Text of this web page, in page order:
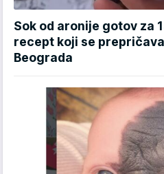
Sok od aronije gotov za
recept koji se
Beograda